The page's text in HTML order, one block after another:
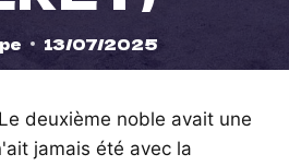
13/07/2025
Le deuxième noble avait une
jamais été avec la